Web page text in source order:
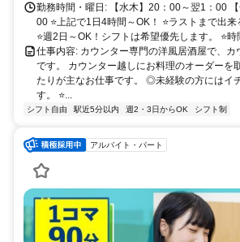
勤務時間・曜日: 【水木】20：00～翌1：00
00 ⭐上記で1日4時間～OK！ ⭐ラストまで出来
⭐週2日～OK！シフトは希望優先します。 ⭐時
仕事内容: カウンター専門の洋風居酒屋で、
です。 カウンター越しにお料理のオーダーを
たりが主なお仕事です。 ◎未経験の方にはイ
す。 ⭐...
シフト自由 駅近5分以内 週2・3日からOK シフト制
アルバイト・パート